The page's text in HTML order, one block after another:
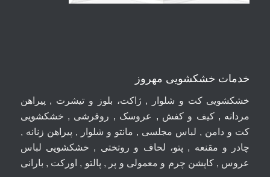
خدمات خشکشویی مهروز
خشکشویی کت و شلوار , ژاکت، بلوز و تیشرت , پیراهن
مردانه , کیف و کفش , عروسک , روفرشی , خشکشویی
کت و دامن , لباس مجلسی , مانتو و شلوار , پیراهن زنانه ,
چادر و مقنعه , پتو، لحاف و روتختی , خشکشویی لباس
عروس , کاپشن چرم و معمولی و پر , پالتو , اورکت , بارانی